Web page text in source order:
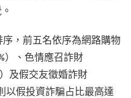
，前五名依序為網路購物
）、色情應召詐財
及假交友徵婚詐財
以假投資詐騙占比最高達